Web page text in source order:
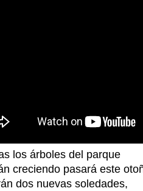
los árboles del parque
creciendo pasará este
dos nuevas soledades,